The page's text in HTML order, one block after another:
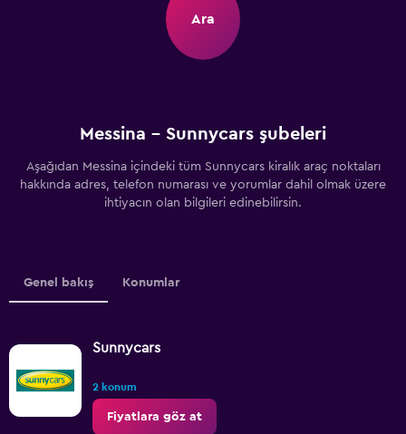
Ara
Messina - Sunnycars şubeleri
Aşağıdan Messina içindeki tüm Sunnycars kiralık araç noktaları
hakkında adres, telefon numarası ve yorumlar dahil olmak üzere
ihtiyacın olan bilgileri edinebilirsin.
Genel bakış Konumlar
Sunnycars
2 konum
Fiyatlara göz at